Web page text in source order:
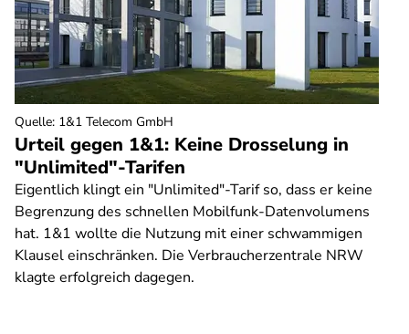
Urteil gegen 1&1: Keine Drosselung in
"Unlimited"-Tarifen
Eigentlich klingt ein "Unlimited"-Tarif so, dass er keine
Begrenzung des schnellen Mobilfunk-Datenvolumens
hat. 1&1 wollte die Nutzung mit einer schwammigen
Klausel einschränken. Die Verbraucherzentrale NRW
klagte erfolgreich dagegen.
Quelle: 1&1 Telecom GmbH